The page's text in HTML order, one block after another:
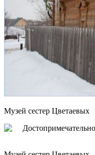
Музей сестер Цветаевых